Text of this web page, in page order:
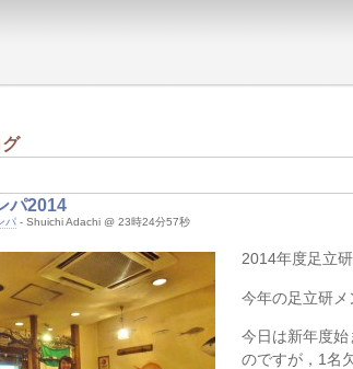
パ2014
パ - Shuichi Adachi @ 23時24分57秒
2014年度足立
今年の足立研メ
今日は新年度
のですが，1名